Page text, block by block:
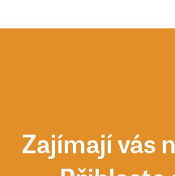
Zajímají vás